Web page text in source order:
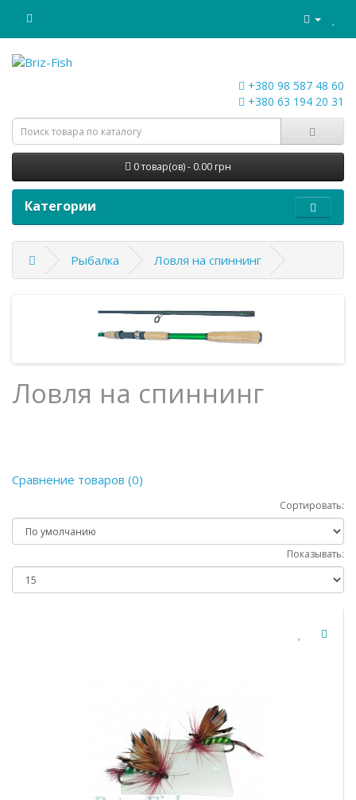
+380 98 587 48 60
+380 63 194 20 31
0 товар(ов) - 0.00 грн
Категории
Рыбалка Ловля на спиннинг
Ловля на спиннинг
Сравнение товаров (0)
Сортировать:
Показывать: